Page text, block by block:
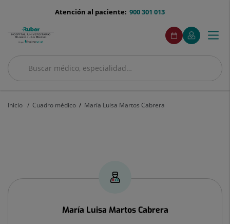
menu-
900 301 013
Atención al paciente:
Buscar
Buscar
menuAcceso
Pedir
cita
Este
enlace
se
en
Mi
Quirónsalud
Este
enlace
se
en
ventana
nueva.
Menú
Inicio Cuadro médico María Luisa Martos Cabrera
Martos
María Luisa Martos Cabrera